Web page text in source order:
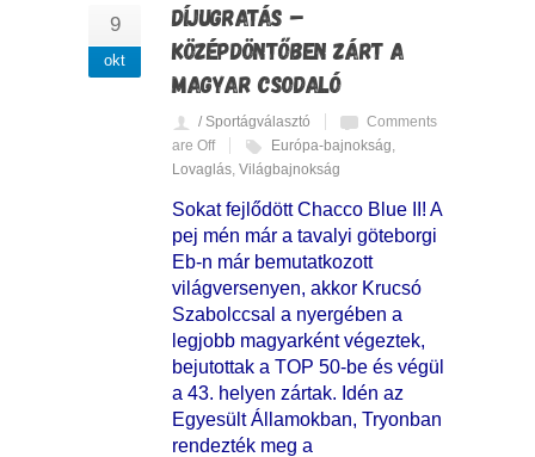
9
okt
DÍJUGRATÁS –
KÖZÉPDÖNTŐBEN ZÁRT A
MAGYAR CSODALÓ
/ Sportágválasztó
Comments
are Off
Európa-bajnokság
Lovaglás Világbajnokság
Sokat fejlődött Chacco Blue II! A
pej mén már a tavalyi göteborgi
Eb-n már bemutatkozott
világversenyen, akkor Krucsó
Szabolccsal a nyergében a
legjobb magyarként végeztek,
bejutottak a TOP 50-be és végül
a 43. helyen zártak. Idén az
Egyesült Államokban, Tryonban
rendezték meg a